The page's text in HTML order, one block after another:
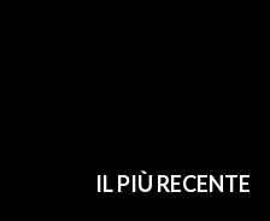
IL PIÙ RECENTE